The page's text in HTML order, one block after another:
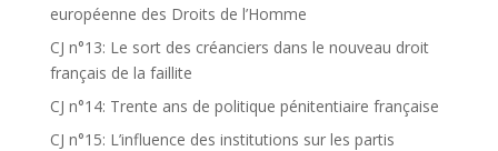
européenne des Droits de l’Homme
CJ n°13: Le sort des créanciers dans le nouveau droit
français de la faillite
CJ n°14: Trente ans de politique pénitentiaire française
CJ n°15: L’influence des institutions sur les partis